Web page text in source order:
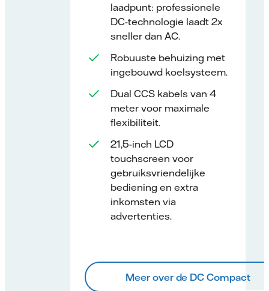
laadpunt: professionele
DC-technologie laadt 2x
sneller dan AC.
Robuuste behuizing met
ingebouwd koelsysteem.
Dual CCS kabels van 4
meter voor maximale
flexibiliteit.
21,5-inch LCD
touchscreen voor
gebruiksvriendelijke
bediening en extra
inkomsten via
advertenties.
Meer over de DC Compact